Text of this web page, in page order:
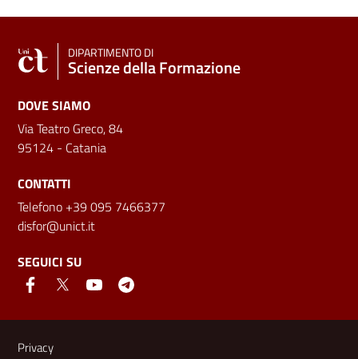
DIPARTIMENTO DI
Scienze della Formazione
DOVE SIAMO
Via Teatro Greco, 84
95124 - Catania
CONTATTI
Telefono +39 095 7466377
disfor@unict.it
SEGUICI SU
Link e informazioni utili
Privacy